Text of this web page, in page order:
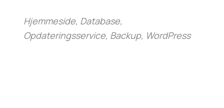
Hjemmeside, Database,
Opdateringsservice, Backup, WordPress